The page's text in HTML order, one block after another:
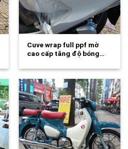
Cuve wrap full ppf mờ
cao cấp tăng độ bóng…